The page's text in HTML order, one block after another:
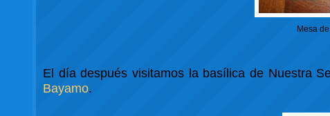
Mesa
El día después visitamos la basílica de Nuestra
Bayamo.